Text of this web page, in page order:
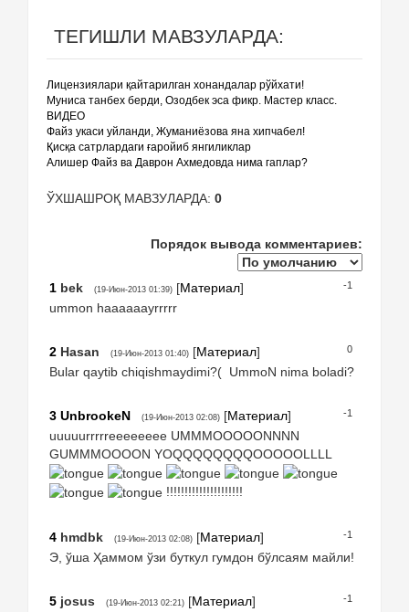
ТЕГИШЛИ МАВЗУЛАРДА:
Лицензиялари қайтарилган хонандалар рўйхати!
Муниса танбех берди, Озодбек эса фикр. Мастер класс.
ВИДЕО
Файз укаси уйланди, Жуманиёзова яна хипчабел!
Қисқа сатрлардаги ғаройиб янгиликлар
Алишер Файз ва Даврон Ахмедовда нима гаплар?
ЎХШАШРОҚ МАВЗУЛАРДА: 0
Порядок вывода комментариев:
-1
1 bek (19-Июн-2013 01:39) [Материал]
ummon haaaaaayrrrrr
0
2 Hasan (19-Июн-2013 01:40) [Материал]
Bular qaytib chiqishmaydimi?( UmmoN nima boladi?
-1
3 UnbrookeN (19-Июн-2013 02:08) [Материал]
uuuuurrrrreeeeeeee UMMMOOOOONNNN
GUMMMOOOON YOQQQQQQQQOOOOOLLLL
!!!!!!!!!!!!!!!!!!!!!
-1
4 hmdbk (19-Июн-2013 02:08) [Материал]
Э, ўша Ҳаммом ўзи буткул гумдон бўлсаям майли!
-1
5 josus (19-Июн-2013 02:21) [Материал]